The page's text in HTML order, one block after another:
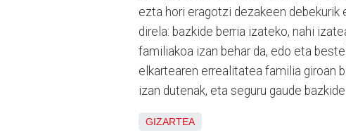
ezta hori eragotzi dezakeen
direla: bazkide berria izateko, nahi
familiakoa izan behar da, edo eta
elkartearen errealitatea familia giroan
izan dutenak, eta seguru gaude
GIZARTEA